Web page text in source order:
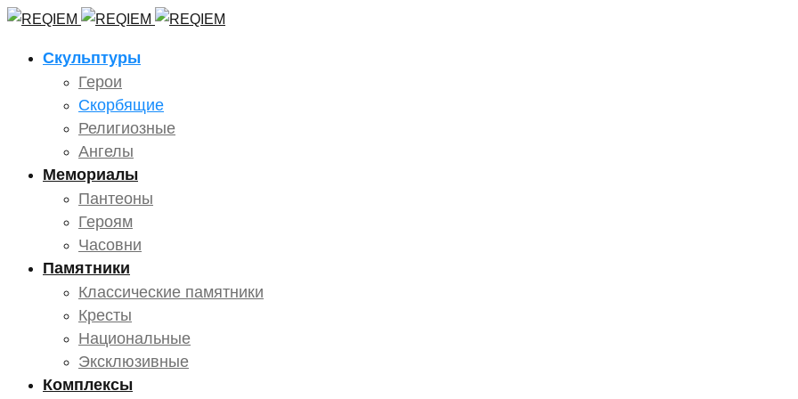
Скульптуры
Герои
Скорбящие
Религиозные
Ангелы
Мемориалы
Пантеоны
Героям
Часовни
Памятники
Классические памятники
Кресты
Национальные
Эксклюзивные
Комплексы